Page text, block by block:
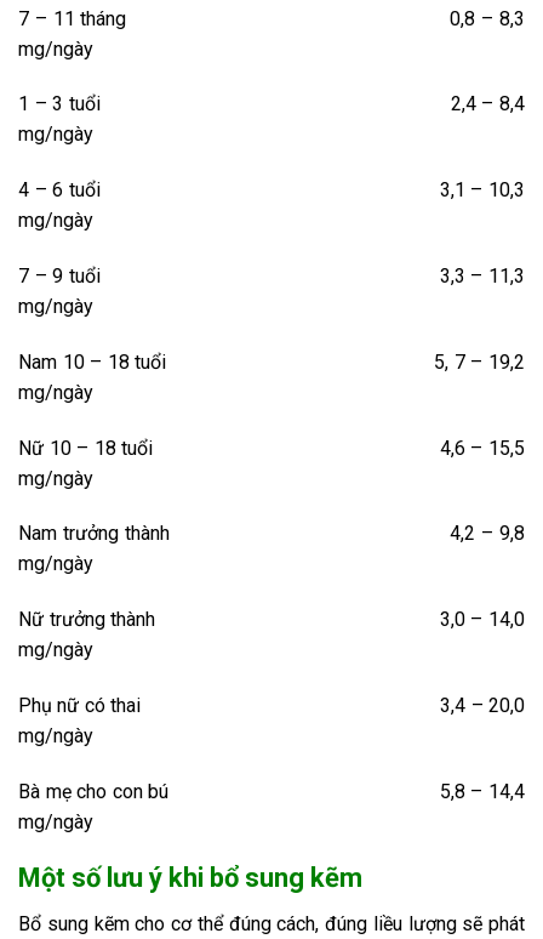
7 – 11 tháng 0,8 – 8,3
mg/ngày
1 – 3 tuổi 2,4 – 8,4
mg/ngày
4 – 6 tuổi 3,1 – 10,3
mg/ngày
7 – 9 tuổi 3,3 – 11,3
mg/ngày
Nam 10 – 18 tuổi 5, 7 – 19,2
mg/ngày
Nữ 10 – 18 tuổi 4,6 – 15,5
mg/ngày
Nam trưởng thành 4,2 – 9,8
mg/ngày
Nữ trưởng thành 3,0 – 14,0
mg/ngày
Phụ nữ có thai 3,4 – 20,0
mg/ngày
Bà mẹ cho con bú 5,8 – 14,4
mg/ngày
Một số lưu ý khi bổ sung kẽm
Bổ sung kẽm cho cơ thể đúng cách, đúng liều lượng sẽ phát